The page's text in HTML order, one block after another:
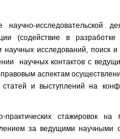
исследовательской
(содействие в
научных исследований, поиск
научных контактов с
аспектам
и выступлений на
стажировок
за ведущими научными